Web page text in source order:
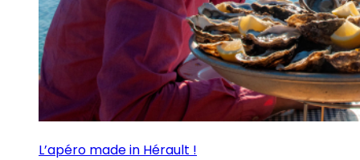
L’apéro made in Hérault !